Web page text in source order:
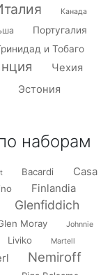
Канада
Португалия
и Тобаго
Чехия
Эстония
наборам
Bacardi
Casa
Finlandia
Glenfiddich
Moray
Johnnie
Liviko Martell
Nemiroff